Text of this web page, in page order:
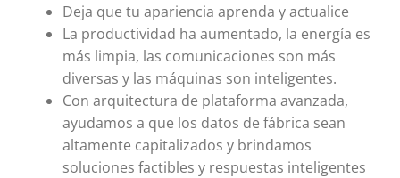
Deja que tu apariencia aprenda y actualice
La productividad ha aumentado, la energía es
más limpia, las comunicaciones son más
diversas y las máquinas son inteligentes.
Con arquitectura de plataforma avanzada,
ayudamos a que los datos de fábrica sean
altamente capitalizados y brindamos
soluciones factibles y respuestas inteligentes